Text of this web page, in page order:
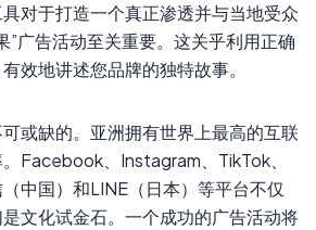
对于打造一个真正渗透并与当地受众
”广告活动至关重要。这关乎利用正确
效地讲述您品牌的独特故事。
或缺的。亚洲拥有世界上最高的互联
Facebook、Instagram、TikTok、
中国）和LINE（日本）等平台不仅
文化试金石。一个成功的广告活动将